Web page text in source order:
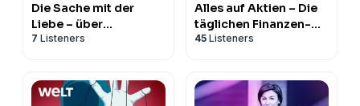
Die Sache mit der
Liebe – über
Beziehungen
7 Listeners
Alles auf Aktien – Die
täglichen Finanzen-
News
45 Listeners